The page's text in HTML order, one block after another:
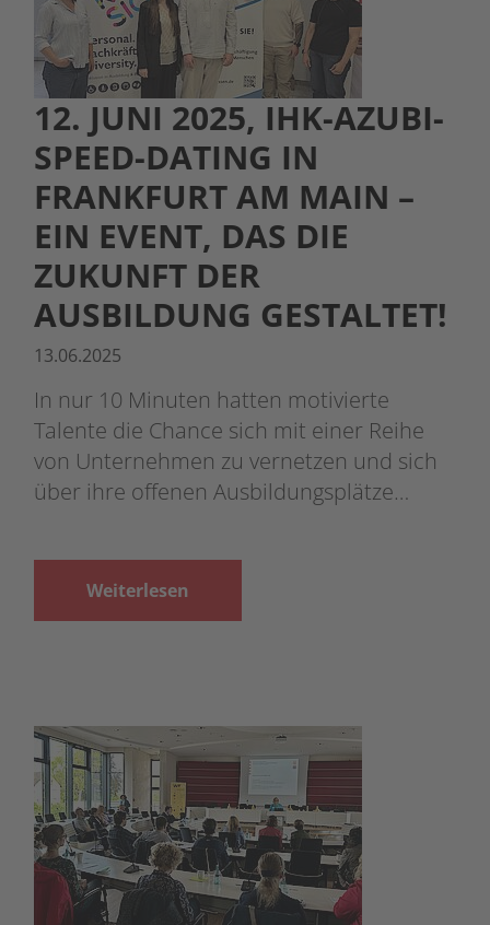
12. JUNI 2025, IHK-AZUBI-
SPEED-DATING IN
FRANKFURT AM MAIN –
EIN EVENT, DAS DIE
ZUKUNFT DER
AUSBILDUNG GESTALTET!
13.06.2025
In nur 10 Minuten hatten motivierte
Talente die Chance sich mit einer Reihe
von Unternehmen zu vernetzen und sich
über ihre offenen Ausbildungsplätze…
Weiterlesen